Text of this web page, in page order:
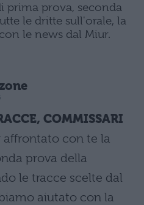
prima prova, seconda
le dritte sull'orale, la
le news dal Miur.
COMMISSARI
affrontato con te la
prova della
le tracce scelte dal
aiutato con la